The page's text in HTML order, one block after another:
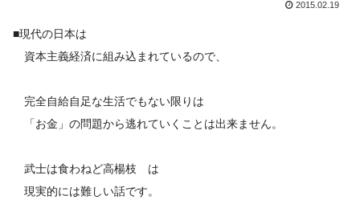
2015.02.19
■現代の日本は
資本主義経済に組み込まれているので、
完全自給自足な生活でもない限りは
「お金」の問題から逃れていくことは出来ません。
武士は食わねど高楊枝 は
現実的には難しい話です。